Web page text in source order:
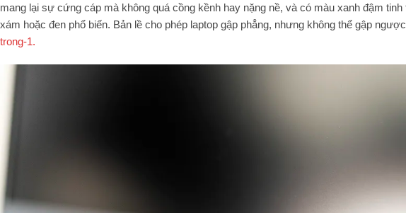
mang lại sự cứng cáp mà không quá cồng kềnh hay nặng nề, và có màu xanh đậm
xám hoặc đen phổ biến. Bản lề cho phép laptop gập phẳng, nhưng không thể gập
trong-1.